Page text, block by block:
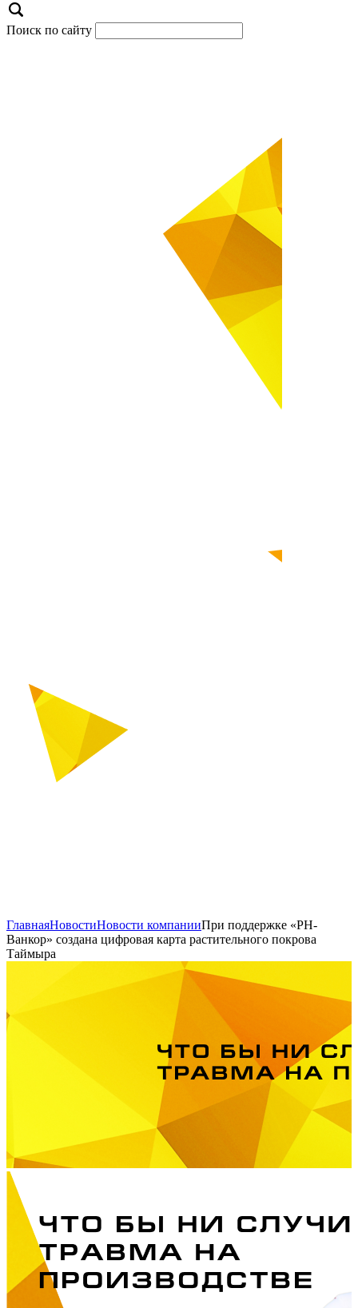
Поиск по сайту
ГлавнаяНовостиНовости компанииПри поддержке «РН-
Ванкор» создана цифровая карта растительного покрова
Таймыра